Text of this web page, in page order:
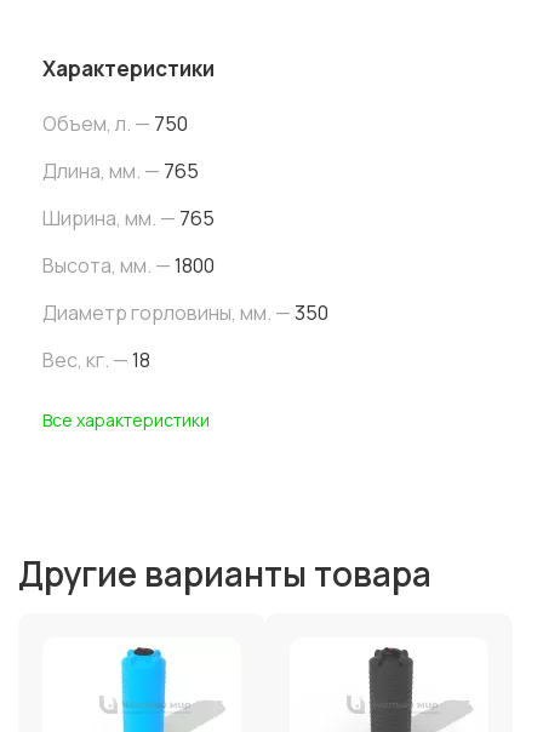
Характеристики
Объем, л. — 750
Длина, мм. — 765
Ширина, мм. — 765
Высота, мм. —1800
Диаметр горловины, мм. —350
Вес, кг. —18
Все характеристики
Другие варианты товара